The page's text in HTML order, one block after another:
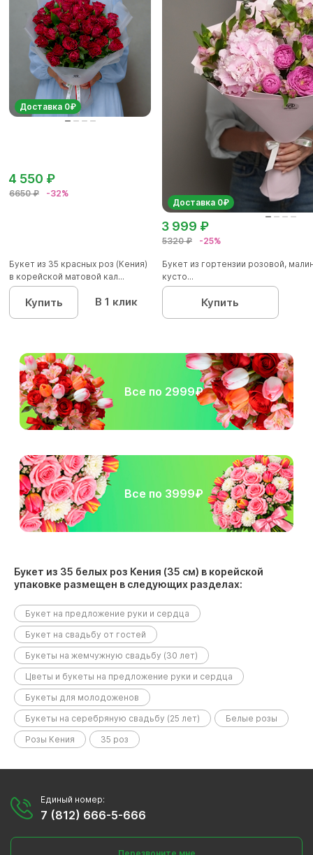
Доставка 0₽
6650 ₽ -32%
4 550 ₽
Букет из 35 красных роз (Кения)
в корейской матовой кал...
Купить В 1 клик
Доставка 0₽
5320 ₽ -25%
3 999 ₽
Букет из гортензии розовой,
кусто...
Купить
Все по 2999₽
Все по 3999₽
Букет из 35 белых роз Кения (35 см) в корейской
упаковке размещен в следующих разделах:
Букет на предложение руки и сердца
Букет на свадьбу от гостей
Букеты на жемчужную свадьбу (30 лет)
Цветы и букеты на предложение руки и сердца
Букеты для молодоженов
Букеты на серебряную свадьбу (25 лет)
Белые розы
Розы Кения
35 роз
Единый номер:
7 (812) 666-5-666